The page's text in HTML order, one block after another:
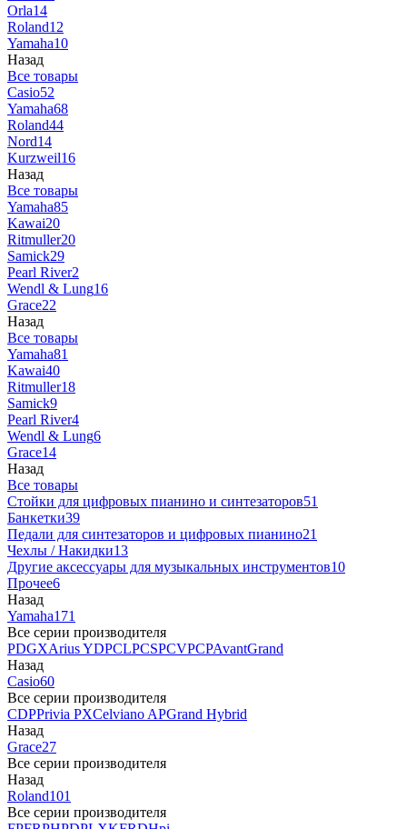
Orla14
Roland12
Yamaha10
Назад
Все товары
Casio52
Yamaha68
Roland44
Nord14
Kurzweil16
Назад
Все товары
Yamaha85
Kawai20
Ritmuller20
Samick29
Pearl River2
Wendl & Lung16
Grace22
Назад
Все товары
Yamaha81
Kawai40
Ritmuller18
Samick9
Pearl River4
Wendl & Lung6
Grace14
Назад
Все товары
Стойки для цифровых пианино и синтезаторов51
Банкетки39
Педали для синтезаторов и цифровых пианино21
Чехлы / Накидки13
Другие аксессуары для музыкальных инструментов10
Прочее6
Назад
Yamaha171
Все серии производителя
PDGXArius YDPCLPCSPCVPCPAvantGrand
Назад
Casio60
Все серии производителя
CDPPrivia PXCelviano APGrand Hybrid
Назад
Grace27
Все серии производителя
Назад
Roland101
Все серии производителя